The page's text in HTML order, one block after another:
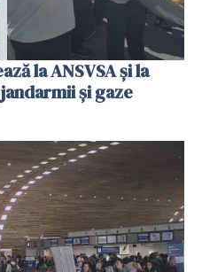
la ANSVSA și la
și gaze